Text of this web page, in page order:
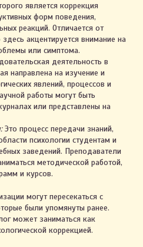
является коррекция
форм поведения,
реакций. Отличается от
акцентируется внимание на
или симптома.
деятельность в
направлена на изучение и
явлений, процессов и
работы могут быть
или представлены на
Это процесс передачи знаний,
психологии студентам и
заведений. Преподаватели
методической работой,
и курсов.
могут пересекаться с
были упомянуты ранее.
может заниматься как
коррекцией.